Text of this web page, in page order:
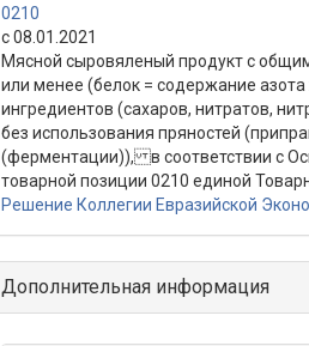
0210
с 08.01.2021
Мясной сыровяленый продукт с
или менее (белок = содержание
ингредиентов (сахаров, нитратов,
без использования пряностей
(ферментации)), в соответствии с
товарной позиции 0210 единой
Решение Коллегии Евразийской
Дополнительная информация